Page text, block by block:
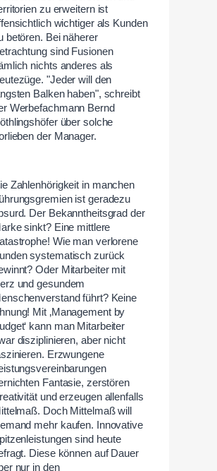
zu erweitern ist
wichtiger als Kunden
betören. Bei näherer
sind Fusionen
nichts anderes als
"Jeder will den
Balken haben", schreibt
Werbefachmann Bernd
über solche
der Manager.
Zahlenhörigkeit in manchen
ist geradezu
Der Bekanntheitsgrad der
sinkt? Eine mittlere
Wie man verlorene
systematisch zurück
Oder Mitarbeiter mit
und gesundem
führt? Keine
Mit ‚Management by
kann man Mitarbeiter
disziplinieren, aber nicht
Erzwungene
Fantasie, zerstören
und erzeugen allenfalls
Doch Mittelmaß will
mehr kaufen. Innovative
sind heute
Diese können auf Dauer
nur in den